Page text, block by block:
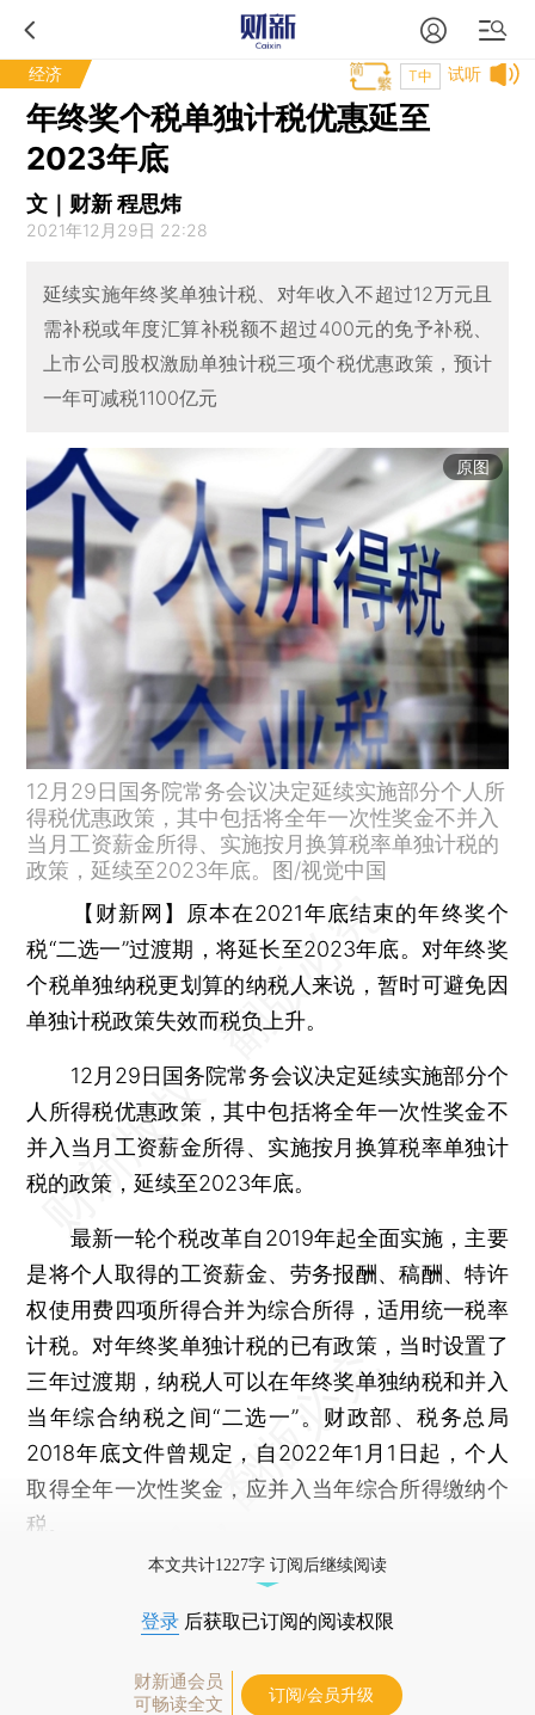
经济 试听
T中
年终奖个税单独计税优惠延至
2023年底
文｜财新 程思炜
2021年12月29日 22:28
延续实施年终奖单独计税、对年收入不超过12万元且
需补税或年度汇算补税额不超过400元的免予补税、
上市公司股权激励单独计税三项个税优惠政策，预计
一年可减税1100亿元
原图
12月29日国务院常务会议决定延续实施部分个人所
得税优惠政策，其中包括将全年一次性奖金不并入
当月工资薪金所得、实施按月换算税率单独计税的
政策，延续至2023年底。图/视觉中国
【财新网】
原本在2021年底结束的年终奖个
税“二选一”过渡期，将延长至2023年底。对年终奖
个税单独纳税更划算的纳税人来说，暂时可避免因
单独计税政策失效而税负上升。
12月29日国务院常务会议决定延续实施部分个
人所得税优惠政策，其中包括将全年一次性奖金不
并入当月工资薪金所得、实施按月换算税率单独计
税的政策，延续至2023年底。
最新一轮个税改革自2019年起全面实施，主要
是将个人取得的工资薪金、劳务报酬、稿酬、特许
权使用费四项所得合并为综合所得，适用统一税率
计税。对年终奖单独计税的已有政策，当时设置了
三年过渡期，纳税人可以在年终奖单独纳税和并入
当年综合纳税之间“二选一”。财政部、税务总局
2018年底文件曾规定，自2022年1月1日起，个人
取得全年一次性奖金，应并入当年综合所得缴纳个
税。
本文共计1227字 订阅后继续阅读
登录 后获取已订阅的阅读权限
财新通会员
可畅读全文
订阅/会员升级